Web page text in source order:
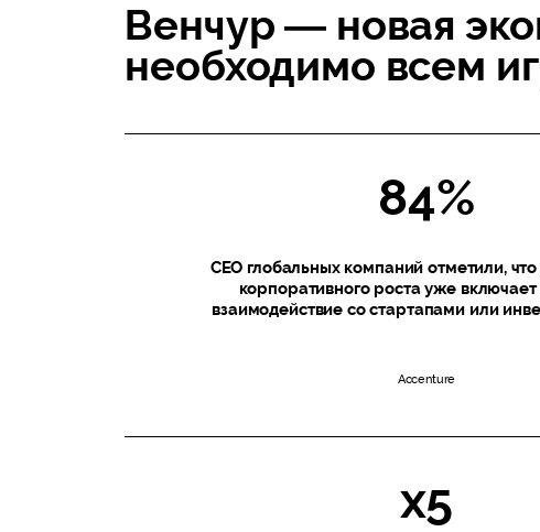
Венчур — новая
необходимо всем
84%
CEO глобальных компаний отметили, что
корпоративного роста уже включает
взаимодействие со стартапами или
Accenture
х5